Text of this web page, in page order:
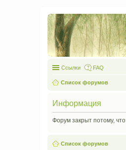
Ссылки FAQ
Список форумов
Информация
Форум закрыт потому,
Список форумов